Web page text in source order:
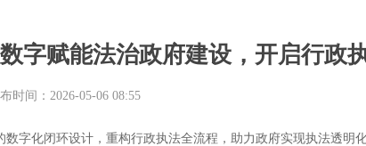
字赋能法治政府建设，开启行政
时间：2026-05-06 08:55
字化闭环设计，重构行政执法全流程，助力政府实现执法透明